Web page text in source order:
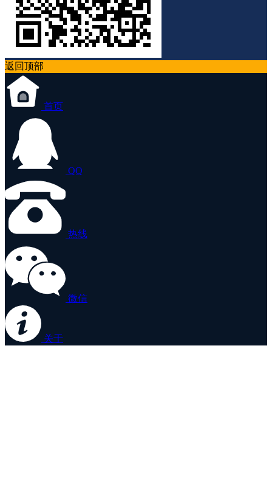
返回顶部
首页
QQ
热线
微信
关于